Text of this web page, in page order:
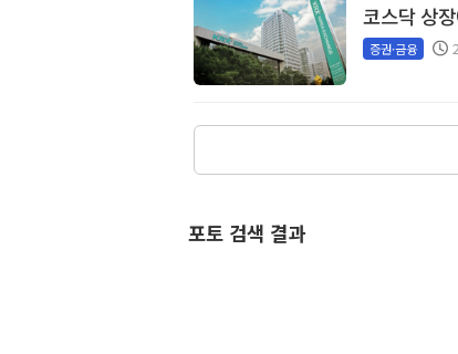
코스닥 상
증권·금융
포토 검색 결과